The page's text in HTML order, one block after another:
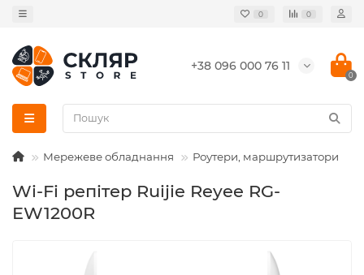
0 0
+38 096 000 76 11
0
Мережеве обладнання Роутери, маршрутизатори
Wi-Fi репітер Ruijie Reyee RG-
EW1200R